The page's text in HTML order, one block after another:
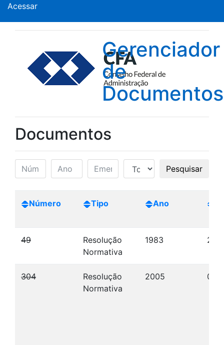
Acessar
Gerenciador
de
Documentos
Documentos
Pesquisar
Número Tipo Ano
49
Resolução
Normativa
1983 20/
304
Resolução
Normativa
2005 06/